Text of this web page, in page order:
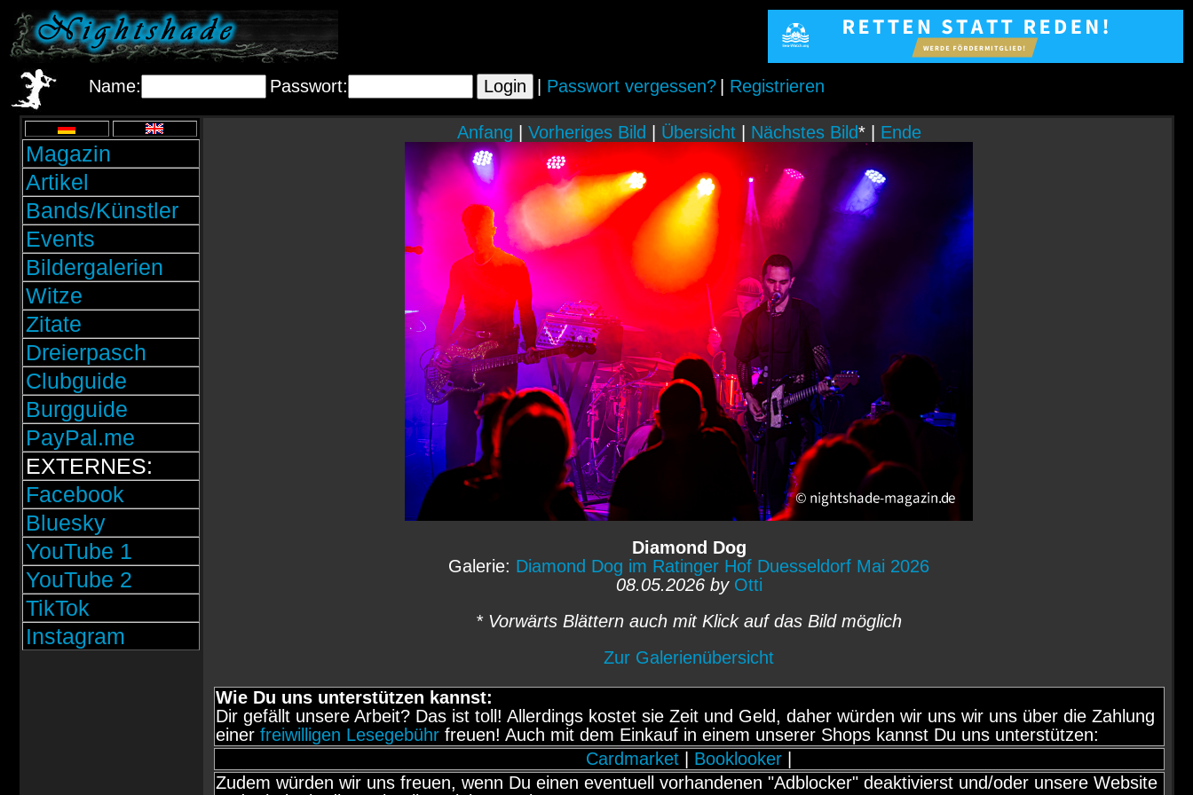
Name: Passwort: Passwort vergessen? Registrieren
Magazin
Artikel
Bands/Künstler
Events
Bildergalerien
Witze
Zitate
Dreierpasch
Clubguide
Burgguide
PayPal.me
EXTERNES:
Facebook
Bluesky
YouTube 1
YouTube 2
TikTok
Instagram
Anfang Vorheriges Bild Übersicht| Nächstes Bild* | Ende
Diamond Dog
Galerie: Diamond Dog im Ratinger Hof Duesseldorf Mai 2026
08.05.2026 by Otti
* Vorwärts Blättern auch mit Klick auf das Bild möglich
Zur Galerienübersicht
Wie Du uns unterstützen kannst:
Dir gefällt unsere Arbeit? Das ist toll! Allerdings kostet sie Zeit und Geld, daher würden wir uns wir uns über die Zahlung
einer freiwilligen Lesegebührfreuen! Auch mit dem Einkauf in einem unserer Shops kannst Du uns unterstützen:
Cardmarket
Booklooker
Zudem würden wir uns freuen, wenn Du einen eventuell vorhandenen "Adblocker" deaktivierst und/oder unsere Website